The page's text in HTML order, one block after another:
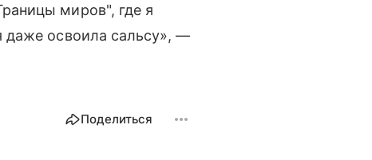
миров", где я
даже освоила сальсу», —
Поделиться